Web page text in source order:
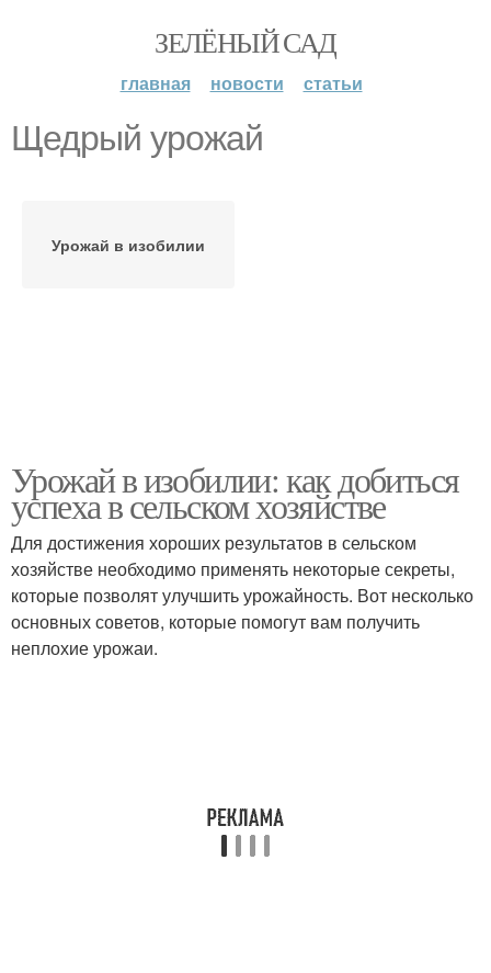
ЗЕЛЁНЫЙ САД
главная новости статьи
Щедрый урожай
Урожай в изобилии
Урожай в изобилии: как добиться
успеха в сельском хозяйстве
Для достижения хороших результатов в сельском
хозяйстве необходимо применять некоторые секреты,
которые позволят улучшить урожайность. Вот несколько
основных советов, которые помогут вам получить
неплохие урожаи.